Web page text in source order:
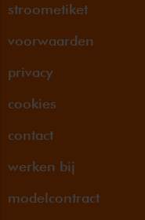
stroometiket
voorwaarden
privacy
cookies
contact
werken bij
modelcontract